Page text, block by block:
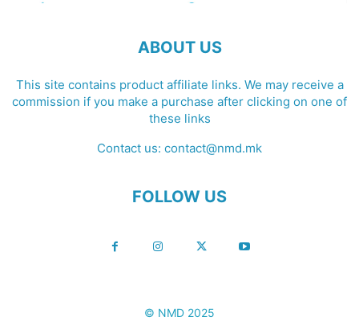
ABOUT US
This site contains product affiliate links. We may receive a
commission if you make a purchase after clicking on one of
these links
Contact us: contact@nmd.mk
FOLLOW US
© NMD 2025